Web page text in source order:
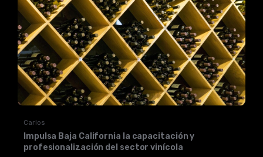
Carlos
Impulsa Baja California la capacitación y
profesionalización del sector vinícola